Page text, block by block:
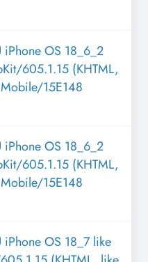
OS 18_6_2
605.1.15 (KHTML,
15E148
OS 18_6_2
605.1.15 (KHTML,
15E148
OS 18_7 like